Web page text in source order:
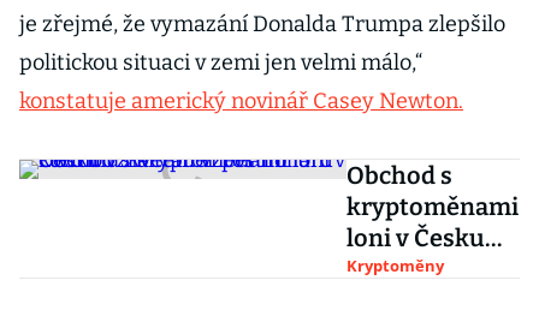
je zřejmé, že vymazání Donalda Trumpa zlepšilo
politickou situaci v zemi jen velmi málo,“
konstatuje americký novinář Casey Newton.
Obchod s
kryptoměnami
loni v Česku
vzkvétal.
Kryptoměny